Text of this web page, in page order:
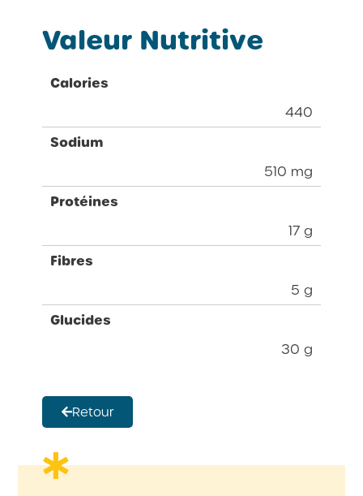
Valeur Nutritive
Calories
440
Sodium
510 mg
Protéines
17 g
Fibres
5 g
Glucides
30 g
Retour